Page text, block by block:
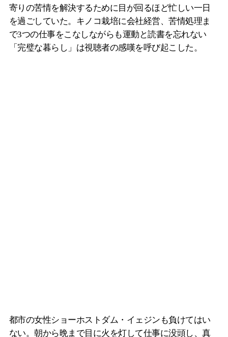
寄りの苦情を解決するために目が回るほど忙しい一日
を過ごしていた。キノコ栽培に会社経営、苦情処理ま
で3つの仕事をこなしながらも運動と読書を忘れない
「完璧な暮らし」は視聴者の感嘆を呼び起こした。
都市の女性ショーホストダム・イェジンも負けてはい
ない。朝から晩まで目に火を灯して仕事に没頭し、真